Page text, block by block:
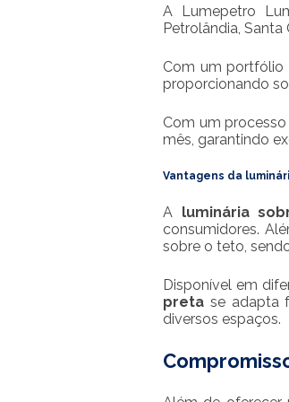
A Lumepetro
Petrolândia, Santa
Com um portfólio
proporcionando
Com um
mês, garantindo
Vantagens da
A luminária
consumidores.
sobre o teto,
Disponível em
preta se adapta
diversos espaços.